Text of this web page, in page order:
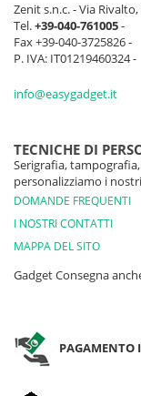
Zenit s.n.c. - Via Rivalto,
Tel.+39-040-761005-
Fax +39-040-3725826 -
P. IVA: IT01219460324 -
info@easygadget.it
TECNICHE DI
Serigrafia,
personalizziamo i
DOMANDE FREQUENTI
I NOSTRI CONTATTI
MAPPA DEL SITO
Gadget Consegna
PAGAMENTO